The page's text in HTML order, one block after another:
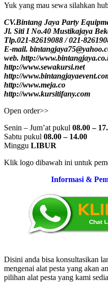
Yuk yang mau sewa silahkan
CV.Bintang Jaya Party
Jl. Siti I No.40 Mustikajaya
Tlp.021-82619088 / 021-
E-mail.
web. http://
http://www.sewakursi.net
http://
http://www.meja.co
http://www.kursitifany.com
Open order>>
Senin – Jum’at pukul 08.00 –
Sabtu pukul 08.00 – 14.00
Minggu LIBUR
Klik logo dibawah ini untuk
Informasi &
Disini anda bisa konsultasikan
mengenai alat pesta yang akan
pilihan alat pesta yang kami